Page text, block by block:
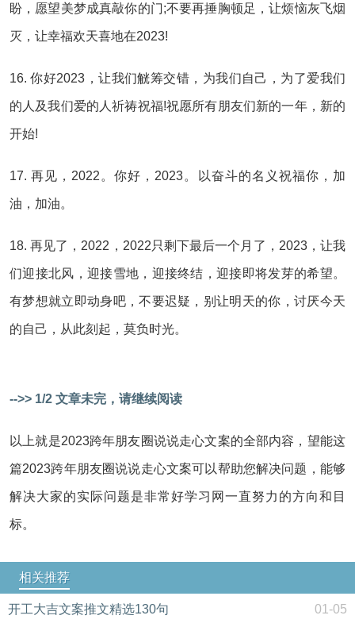
盼，愿望美梦成真敲你的门;不要再捶胸顿足，让烦恼灰飞烟
灭，让幸福欢天喜地在2023!
16. 你好2023，让我们觥筹交错，为我们自己，为了爱我们
的人及我们爱的人祈祷祝福!祝愿所有朋友们新的一年，新的
开始!
17. 再见，2022。你好，2023。以奋斗的名义祝福你，加
油，加油。
18. 再见了，2022，2022只剩下最后一个月了，2023，让我
们迎接北风，迎接雪地，迎接终结，迎接即将发芽的希望。
有梦想就立即动身吧，不要迟疑，别让明天的你，讨厌今天
的自己，从此刻起，莫负时光。
-->> 1/2 文章未完，请继续阅读
以上就是2023跨年朋友圈说说走心文案的全部内容，望能这
篇2023跨年朋友圈说说走心文案可以帮助您解决问题，能够
解决大家的实际问题是非常好学习网一直努力的方向和目
标。
相关推荐
开工大吉文案推文精选130句 01-05